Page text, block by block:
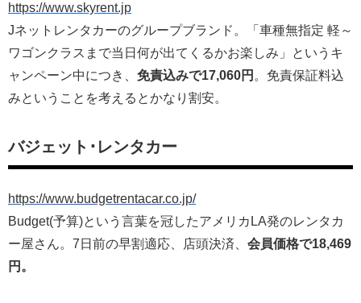
https://www.skyrent.jp
Jネットレンタカーのグループブランド。「車種無指定 軽～
ワゴンクラスまで当日何が出てくるかお楽しみ」というキ
ャンペーン中につき、 免責込みで17,060円 。免責保証料込
みということを考えるとかなり割安。
バジェット･レンタカー
https://www.budgetrentacar.co.jp/
Budget(予算)という言葉を冠したアメリカLA発のレンタカ
ー屋さん。7日前の早割適応、店頭決済、 会員価格で18,469
円。